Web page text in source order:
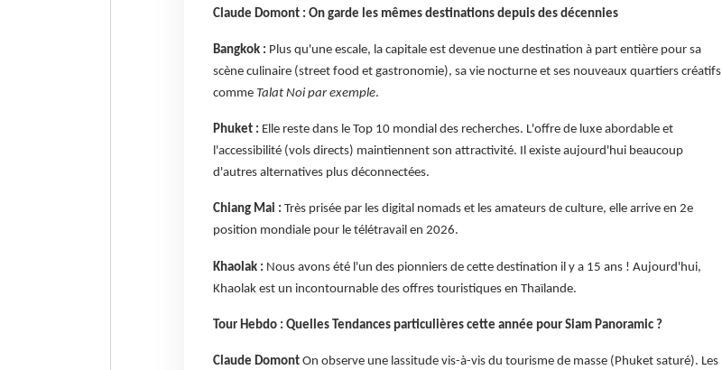
Claude Domont : On garde les mêmes destinations depuis des décennies
Bangkok : Plus qu'une escale, la capitale est devenue une destination à part entière pour sa
scène culinaire (street food et gastronomie), sa vie nocturne et ses nouveaux quartiers créatifs
comme Talat Noi par exemple.
Phuket : Elle reste dans le Top 10 mondial des recherches. L'offre de luxe abordable et
l'accessibilité (vols directs) maintiennent son attractivité. Il existe aujourd'hui beaucoup
d'autres alternatives plus déconnectées.
Chiang Mai : Très prisée par les digital nomads et les amateurs de culture, elle arrive en 2e
position mondiale pour le télétravail en 2026.
Khaolak : Nous avons été l'un des pionniers de cette destination il y a 15 ans ! Aujourd'hui,
Khaolak est un incontournable des offres touristiques en Thaïlande.
Tour Hebdo : Quelles Tendances particulières cette année pour Siam Panoramic ?
Claude Domont On observe une lassitude vis-à-vis du tourisme de masse (Phuket saturé). Les